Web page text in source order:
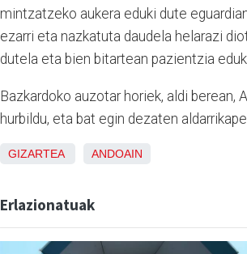
mintzatzeko aukera eduki dute
ezarri eta nazkatuta daudela helarazi
dutela eta bien bitartean pazientzia
Bazkardoko auzotar horiek, aldi
hurbildu, eta bat egin dezaten
GIZARTEA ANDOAIN
Erlazionatuak